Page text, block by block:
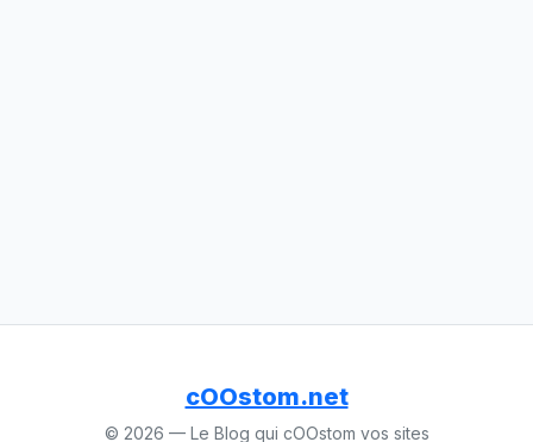
cOOstom.net
© 2026 — Le Blog qui cOOstom vos sites